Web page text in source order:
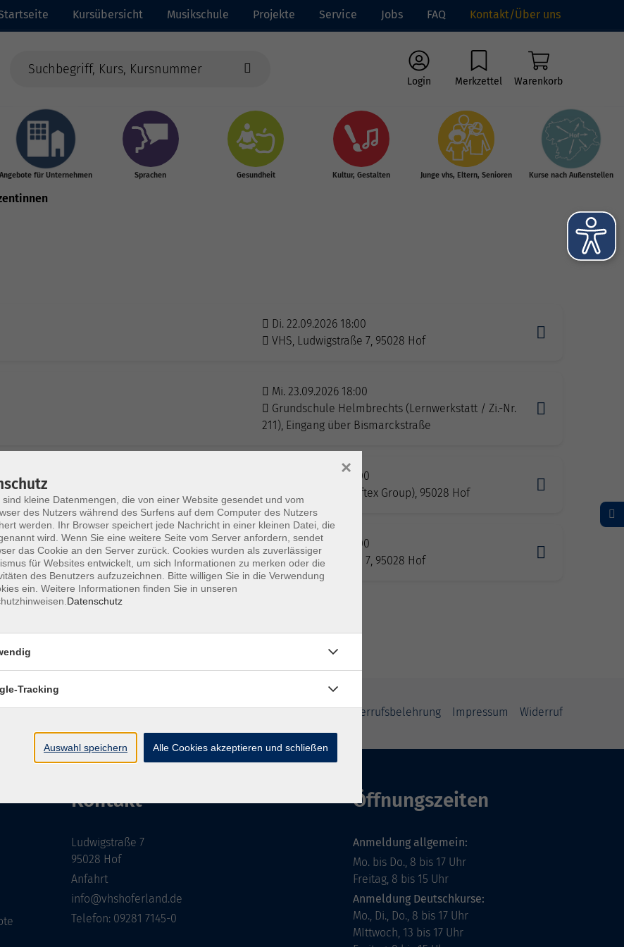
Kursübersicht Musikschule Projekte Service Jobs FAQ Kontakt/Über uns
Login Merkzettel Warenkorb
Angebote für Unternehmen Sprachen Gesundheit Kultur, Gestalten Junge vhs, Eltern, Senioren Kurse nach Außenstellen
Di. 22.09.2026 18:00
VHS, Ludwigstraße 7, 95028 Hof
Mi. 23.09.2026 18:00
Grundschule Helmbrechts (Lernwerkstatt / Zi.-Nr.
211), Eingang über Bismarckstraße
Do. 24.09.2026 18:00
Fabrikzeile 21 (Hoftex Group), 95028 Hof
Mo. 05.10.2026 18:00
VHS, Ludwigstraße 7, 95028 Hof
AGB Datenschutzerklärung Barrierefreiheitserklärung Widerrufsbelehrung Impressum Widerruf
Kontakt
Ludwigstraße 7
95028 Hof
Anfahrt
info@vhshoferland.de
Telefon: 09281 7145-0
Öffnungszeiten
Anmeldung allgemein:
Mo. bis Do., 8 bis 17 Uhr
Freitag, 8 bis 15 Uhr
Anmeldung Deutschkurse:
Mo., Di., Do., 8 bis 17 Uhr
MIttwoch, 13 bis 17 Uhr
sind kleine Datenmengen, die von einer Website gesendet und vom
des Nutzers während des Surfens auf dem Computer des Nutzers
werden. Ihr Browser speichert jede Nachricht in einer kleinen Datei, die
wird. Wenn Sie eine weitere Seite vom Server anfordern, sendet
das Cookie an den Server zurück. Cookies wurden als zuverlässiger
für Websites entwickelt, um sich Informationen zu merken oder die
des Benutzers aufzuzeichnen. Bitte willigen Sie in die Verwendung
ein. Weitere Informationen finden Sie in unseren
Datenschutz
×
Tracking
Auswahl speichern Alle Cookies akzeptieren und schließen